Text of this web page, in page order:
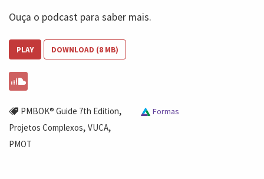
Ouça o podcast para saber mais.
PLAY DOWNLOAD (8 MB)
PMBOK® Guide 7th Edition,
Projetos Complexos, VUCA,
PMOT
Formas